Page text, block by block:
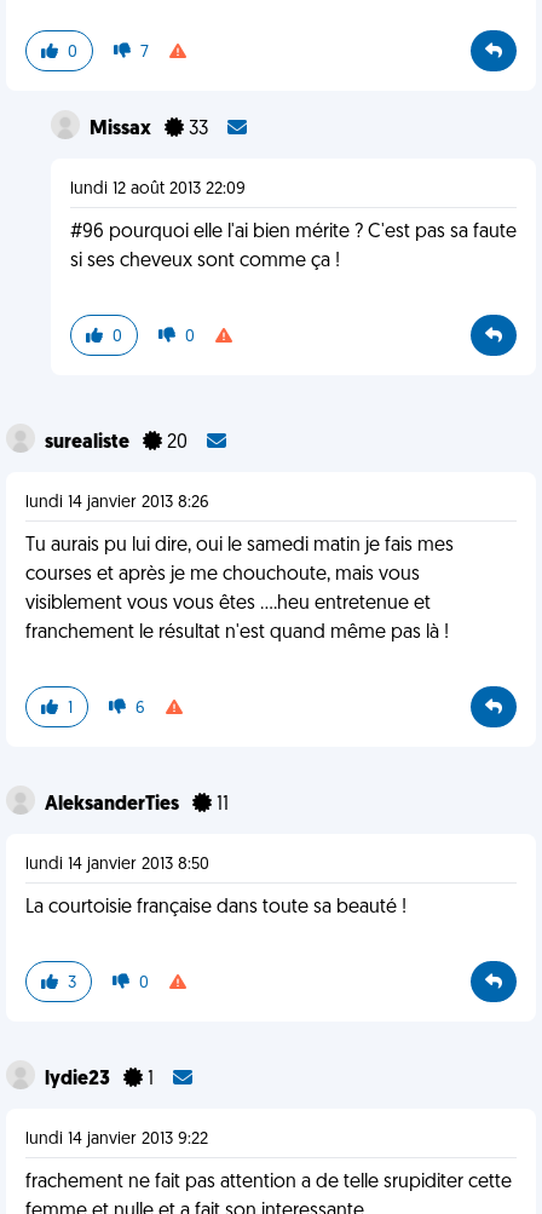
0 7
Missax 33
lundi 12 août 2013 22:09
#96 pourquoi elle l'ai bien mérite ? C'est pas sa faute
si ses cheveux sont comme ça !
0 0
surealiste 20
lundi 14 janvier 2013 8:26
Tu aurais pu lui dire, oui le samedi matin je fais mes
courses et après je me chouchoute, mais vous
visiblement vous vous êtes ....heu entretenue et
franchement le résultat n'est quand même pas là !
1 6
AleksanderTies
lundi 14 janvier 2013 8:50
La courtoisie française dans toute sa beauté !
3 0
lydie23
lundi 14 janvier 2013 9:22
frachement ne fait pas attention a de telle srupiditer cette